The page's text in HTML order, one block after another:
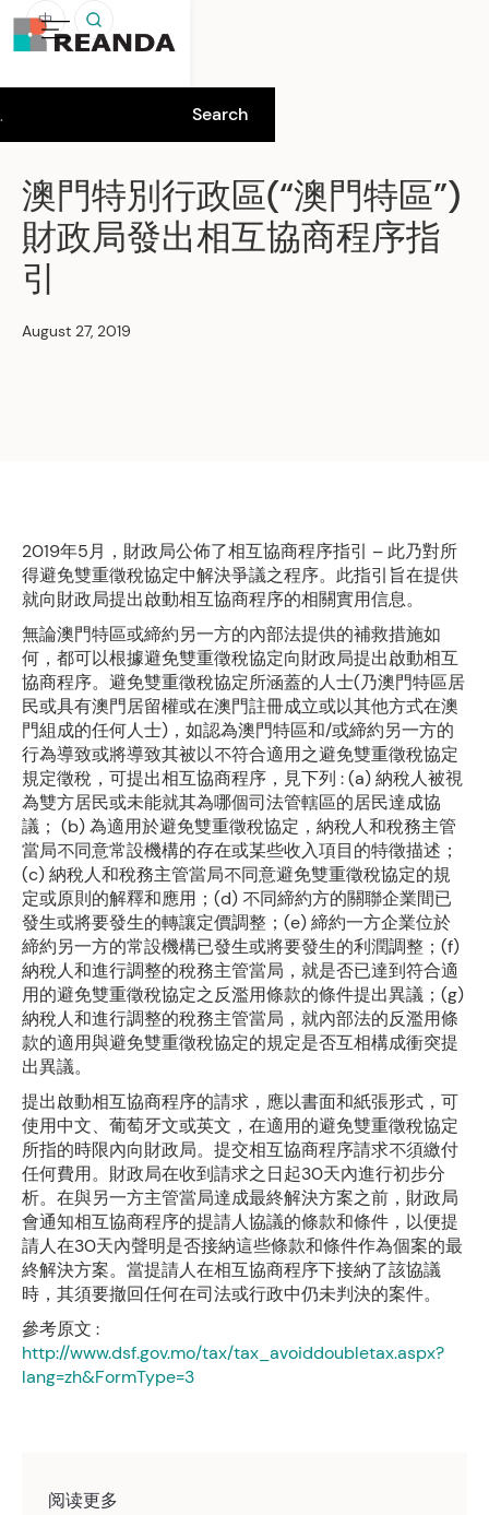
中
澳門特別行政區(“澳門特區”)
財政局發出相互協商程序指
引
August 27, 2019
2019年5月，財政局公佈了相互協商程序指引 – 此乃對所
得避免雙重徵稅協定中解決爭議之程序。此指引旨在提供
就向財政局提出啟動相互協商程序的相關實用信息。
無論澳門特區或締約另一方的內部法提供的補救措施如
何，都可以根據避免雙重徵稅協定向財政局提出啟動相互
協商程序。避免雙重徵稅協定所涵蓋的人士(乃澳門特區居
民或具有澳門居留權或在澳門註冊成立或以其他方式在澳
門組成的任何人士)，如認為澳門特區和/或締約另一方的
行為導致或將導致其被以不符合適用之避免雙重徵稅協定
規定徵稅，可提出相互協商程序，見下列 : (a) 納稅人被視
為雙方居民或未能就其為哪個司法管轄區的居民達成協
議； (b) 為適用於避免雙重徵稅協定，納稅人和稅務主管
當局不同意常設機構的存在或某些收入項目的特徵描述；
(c) 納稅人和稅務主管當局不同意避免雙重徵稅協定的規
定或原則的解釋和應用；(d) 不同締約方的關聯企業間已
發生或將要發生的轉讓定價調整；(e) 締約一方企業位於
締約另一方的常設機構已發生或將要發生的利潤調整；(f)
納稅人和進行調整的稅務主管當局，就是否已達到符合適
用的避免雙重徵稅協定之反濫用條款的條件提出異議；(g)
納稅人和進行調整的稅務主管當局，就內部法的反濫用條
款的適用與避免雙重徵稅協定的規定是否互相構成衝突提
出異議。
提出啟動相互協商程序的請求，應以書面和紙張形式，可
使用中文、葡萄牙文或英文，在適用的避免雙重徵稅協定
所指的時限內向財政局。提交相互協商程序請求不須繳付
任何費用。財政局在收到請求之日起30天內進行初步分
析。在與另一方主管當局達成最終解決方案之前，財政局
會通知相互協商程序的提請人協議的條款和條件，以便提
請人在30天內聲明是否接納這些條款和條件作為個案的最
終解決方案。當提請人在相互協商程序下接納了該協議
時，其須要撤回任何在司法或行政中仍未判決的案件。
參考原文 :
http://www.dsf.gov.mo/tax/tax_avoiddoubletax.aspx?
lang=zh&FormType=3
阅读更多